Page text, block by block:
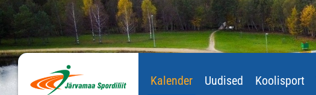
Kalender Uudised Koolisport